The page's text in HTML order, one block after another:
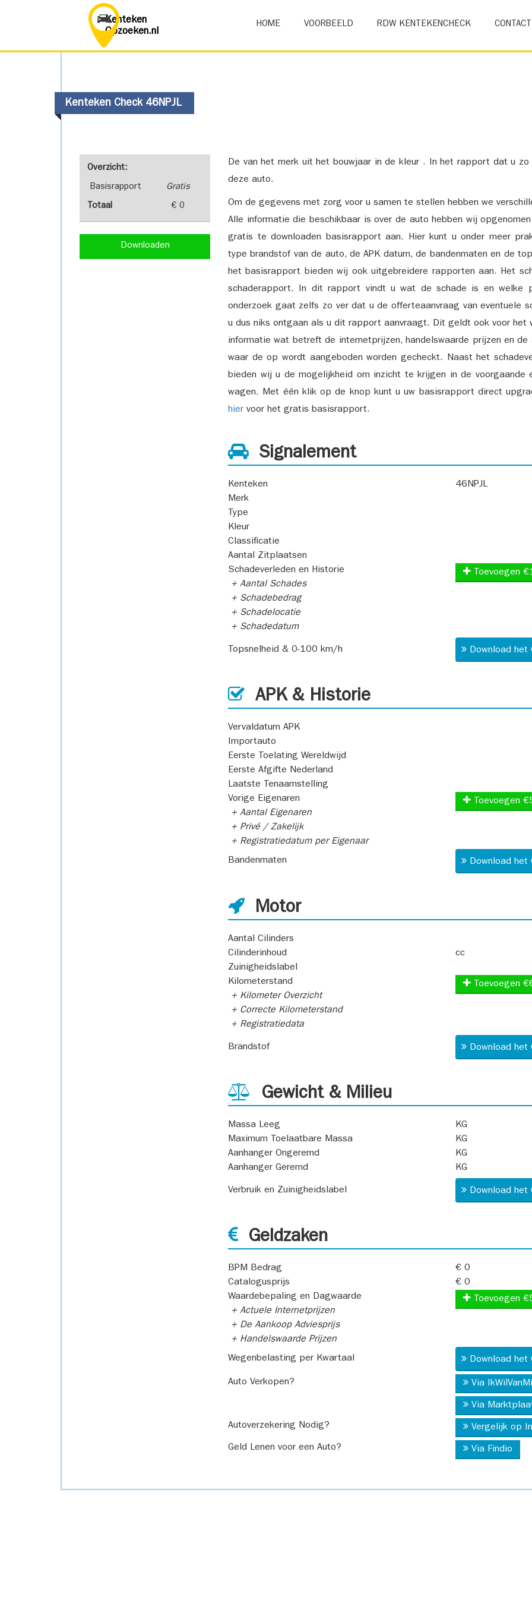
Kenteken
Opzoeken.nl
HOME VOORBEELD RDW KENTEKENCHECK CONTACT
Kenteken Check 46NPJL
Overzicht:
Basisrapport Gratis
Totaal € 0
Downloaden
De van het merk uit het bouwjaar in de kleur . In het rapport dat u
deze auto.
Om de gegevens met zorg voor u samen te stellen hebben we
Alle informatie die beschikbaar is over de auto hebben wij
gratis te downloaden basisrapport aan. Hier kunt u onder meer
type brandstof van de auto, de APK datum, de bandenmaten en de
het basisrapport bieden wij ook uitgebreidere rapporten aan. Het
schaderapport. In dit rapport vindt u wat de schade is en welke
onderzoek gaat zelfs zo ver dat u de offerteaanvraag van eventuele
u dus niks ontgaan als u dit rapport aanvraagt. Dit geldt ook voor
informatie wat betreft de internetprijzen, handelswaarde prijzen en
waar de op wordt aangeboden worden gecheckt. Naast het
bieden wij u de mogelijkheid om inzicht te krijgen in de voorgaande
wagen. Met één klik op de knop kunt u uw basisrapport direct
hier voor het gratis basisrapport.
Signalement
Kenteken
46NPJL
Merk
Type
Kleur
Classificatie
Aantal Zitplaatsen
Schadeverleden en Historie
+ Aantal Schades
+ Schadebedrag
+ Schadelocatie
+ Schadedatum
Toevoegen
Topsnelheid & 0-100 km/h Download
APK & Historie
Vervaldatum APK
Importauto
Eerste Toelating Wereldwijd
Eerste Afgifte Nederland
Laatste Tenaamstelling
Vorige Eigenaren
+ Aantal Eigenaren
+ Privé / Zakelijk
+ Registratiedatum per Eigenaar
Toevoegen
Bandenmaten Download
Motor
Aantal Cilinders
Cilinderinhoud
cc
Zuinigheidslabel
Kilometerstand
+ Kilometer Overzicht
+ Correcte Kilometerstand
+ Registratiedata
Toevoegen
Brandstof Download
Gewicht & Milieu
Massa Leeg
KG
Maximum Toelaatbare Massa
KG
Aanhanger Ongeremd
KG
Aanhanger Geremd
KG
Verbruik en Zuinigheidslabel Download
Geldzaken
BPM Bedrag
€ 0
Catalogusprijs
€ 0
Waardebepaling en Dagwaarde
+ Actuele Internetprijzen
+ De Aankoop Adviesprijs
+ Handelswaarde Prijzen
Toevoegen
Wegenbelasting per Kwartaal Download
Auto Verkopen? Via
Via
Autoverzekering Nodig? Vergelijk op
Geld Lenen voor een Auto? Via Findio